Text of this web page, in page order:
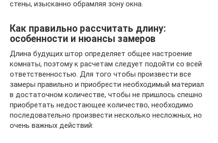
стены, изысканно обрамляя зону окна.
Как правильно рассчитать длину:
особенности и нюансы замеров
Длина будущих штор определяет общее настроение
комнаты, поэтому к расчетам следует подойти со всей
ответственностью. Для того чтобы произвести все
замеры правильно и приобрести необходимый материал
в достаточном количестве, чтобы не пришлось спешно
приобретать недостающее количество, необходимо
последовательно произвести несколько несложных, но
очень важных действий: